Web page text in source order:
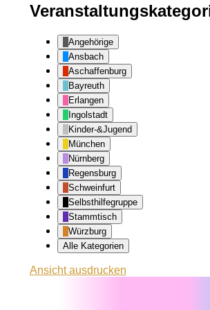
Angehörige
Ansbach
Aschaffenburg
Bayreuth
Erlangen
Ingolstadt
Kinder-&Jugend
München
Nürnberg
Regensburg
Schweinfurt
Selbsthilfegruppe
Stammtisch
Würzburg
Alle Kategorien
Ansichtausdrucken